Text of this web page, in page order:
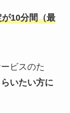
10分間（最
ビスのた
いたい方に